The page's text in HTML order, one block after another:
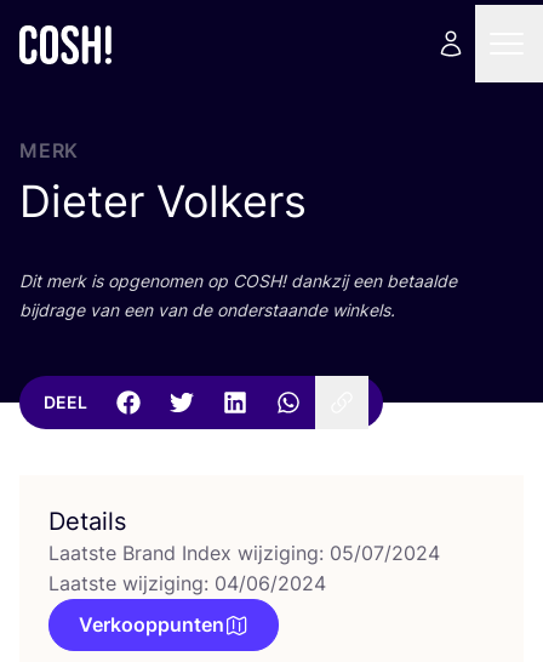
MERK
Dieter Volkers
Dit merk is opge­no­men op COSH! dank­zij een betaal­de
bij­dra­ge van een van de onder­staan­de winkels.
DEEL
Details
Laatste Brand Index wijziging: 05/07/2024
Laatste wijziging: 04/06/2024
Verkooppunten